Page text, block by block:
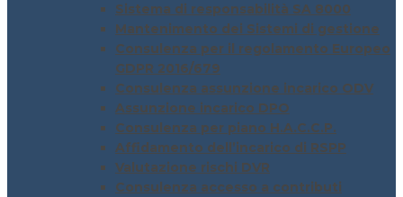
Sistema di responsabilità SA 8000
Mantenimento dei Sistemi di gestione
Consulenza per il regolamento Europeo
GDPR 2016/679
Consulenza assunzione incarico ODV
Assunzione incarico DPO
Consulenza per piano H.A.C.C.P.
Affidamento dell’incarico di RSPP
Valutazione rischi DVR
Consulenza accesso a contributi